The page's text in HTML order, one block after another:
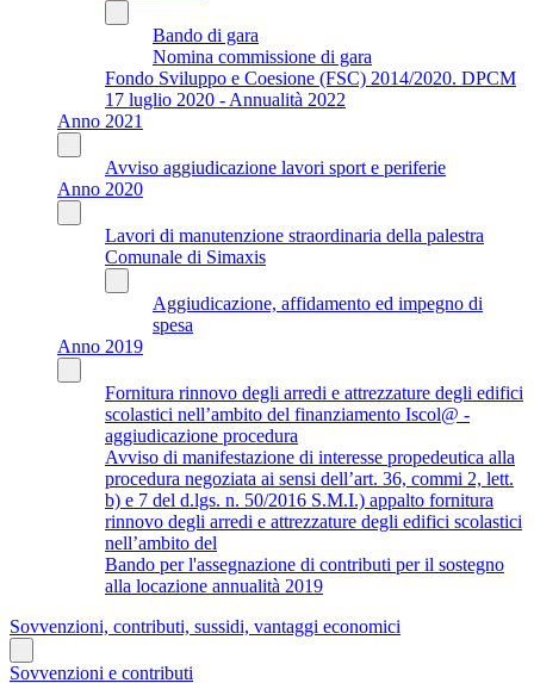
Bando di gara
Nomina commissione di gara
Fondo Sviluppo e Coesione (FSC) 2014/2020. DPCM
17 luglio 2020 - Annualità 2022
Anno 2021
Avviso aggiudicazione lavori sport e periferie
Anno 2020
Lavori di manutenzione straordinaria della palestra
Comunale di Simaxis
Aggiudicazione, affidamento ed impegno di
spesa
Anno 2019
Fornitura rinnovo degli arredi e attrezzature degli edifici
scolastici nell’ambito del finanziamento Iscol@ -
aggiudicazione procedura
Avviso di manifestazione di interesse propedeutica alla
procedura negoziata ai sensi dell’art. 36, commi 2, lett.
b) e 7 del d.lgs. n. 50/2016 S.M.I.) appalto fornitura
rinnovo degli arredi e attrezzature degli edifici scolastici
nell’ambito del
Bando per l'assegnazione di contributi per il sostegno
alla locazione annualità 2019
Sovvenzioni, contributi, sussidi, vantaggi economici
Sovvenzioni e contributi